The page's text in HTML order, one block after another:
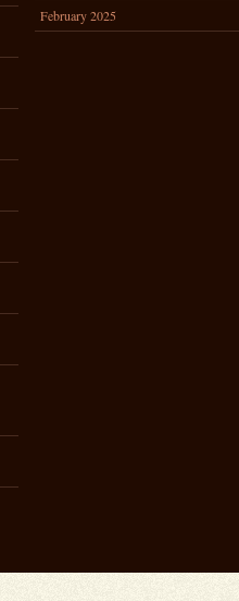
February 2025